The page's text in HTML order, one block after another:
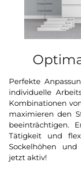
Perfekte
individuelle
Kombinationen
maximieren den
beeinträchtigen.
Tätigkeit und
Sockelhöhen
jetzt aktiv!